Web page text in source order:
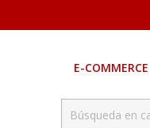
E-COMMERCE